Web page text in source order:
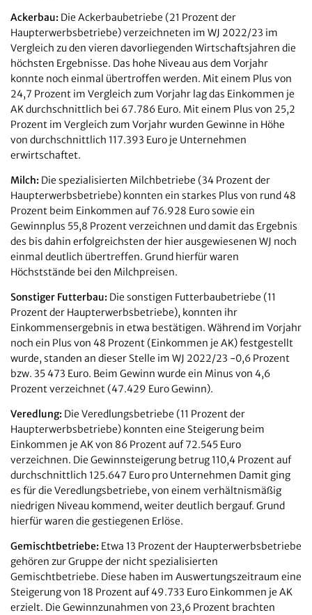
Ackerbau: Die Ackerbaubetriebe (21 Prozent der
Haupterwerbsbetriebe) verzeichneten im WJ 2022/23 im
Vergleich zu den vieren davorliegenden Wirtschaftsjahren die
höchsten Ergebnisse. Das hohe Niveau aus dem Vorjahr
konnte noch einmal übertroffen werden. Mit einem Plus von
24,7 Prozent im Vergleich zum Vorjahr lag das Einkommen je
AK durchschnittlich bei 67.786 Euro. Mit einem Plus von 25,2
Prozent im Vergleich zum Vorjahr wurden Gewinne in Höhe
von durchschnittlich 117.393 Euro je Unternehmen
erwirtschaftet.
Milch: Die spezialisierten Milchbetriebe (34 Prozent der
Haupterwerbsbetriebe) konnten ein starkes Plus von rund 48
Prozent beim Einkommen auf 76.928 Euro sowie ein
Gewinnplus 55,8 Prozent verzeichnen und damit das Ergebnis
des bis dahin erfolgreichsten der hier ausgewiesenen WJ noch
einmal deutlich übertreffen. Grund hierfür waren
Höchststände bei den Milchpreisen.
Sonstiger Futterbau: Die sonstigen Futterbaubetriebe (11
Prozent der Haupterwerbsbetriebe), konnten ihr
Einkommensergebnis in etwa bestätigen. Während im Vorjahr
noch ein Plus von 48 Prozent (Einkommen je AK) festgestellt
wurde, standen an dieser Stelle im WJ 2022/23 -0,6 Prozent
bzw. 35 473 Euro. Beim Gewinn wurde ein Minus von 4,6
Prozent verzeichnet (47.429 Euro Gewinn).
Veredlung: Die Veredlungsbetriebe (11 Prozent der
Haupterwerbsbetriebe) konnten eine Steigerung beim
Einkommen je AK von 86 Prozent auf 72.545 Euro
verzeichnen. Die Gewinnsteigerung betrug 110,4 Prozent auf
durchschnittlich 125.647 Euro pro Unternehmen Damit ging
es für die Veredlungsbetriebe, von einem verhältnismäßig
niedrigen Niveau kommend, weiter deutlich bergauf. Grund
hierfür waren die gestiegenen Erlöse.
Gemischtbetriebe: Etwa 13 Prozent der Haupterwerbsbetriebe
gehören zur Gruppe der nicht spezialisierten
Gemischtbetriebe. Diese haben im Auswertungszeitraum eine
Steigerung von 18 Prozent auf 49.733 Euro Einkommen je AK
erzielt. Die Gewinnzunahmen von 23,6 Prozent brachten